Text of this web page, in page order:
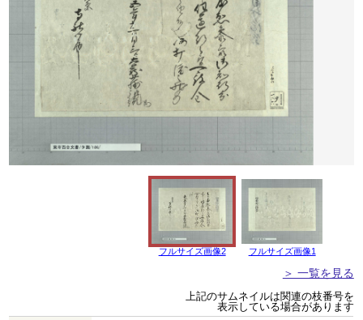
フルサイズ画像2 フルサイズ画像1
＞ 一覧を見る
上記のサムネイルは関連の枝番号を
表示している場合があります